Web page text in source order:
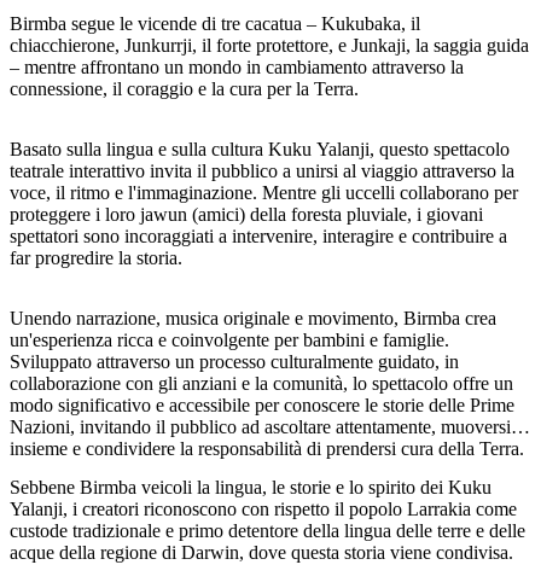
Cerca:
Sign
up
Birmba segue le vicende di tre cacatua – Kukubaka, il
chiacchierone, Junkurrji, il forte protettore, e Junkaji, la saggia guida
– mentre affrontano un mondo in cambiamento attraverso la
connessione, il coraggio e la cura per la Terra.
Basato sulla lingua e sulla cultura Kuku Yalanji, questo spettacolo
teatrale interattivo invita il pubblico a unirsi al viaggio attraverso la
voce, il ritmo e l'immaginazione. Mentre gli uccelli collaborano per
proteggere i loro jawun (amici) della foresta pluviale, i giovani
spettatori sono incoraggiati a intervenire, interagire e contribuire a
far progredire la storia.
Unendo narrazione, musica originale e movimento, Birmba crea
un'esperienza ricca e coinvolgente per bambini e famiglie.
Sviluppato attraverso un processo culturalmente guidato, in
collaborazione con gli anziani e la comunità, lo spettacolo offre un
modo significativo e accessibile per conoscere le storie delle Prime
Nazioni, invitando il pubblico ad ascoltare attentamente, muoversi
insieme e condividere la responsabilità di prendersi cura della Terra.
Sebbene Birmba veicoli la lingua, le storie e lo spirito dei Kuku
Yalanji, i creatori riconoscono con rispetto il popolo Larrakia come
custode tradizionale e primo detentore della lingua delle terre e delle
acque della regione di Darwin, dove questa storia viene condivisa.